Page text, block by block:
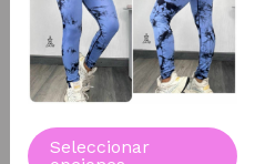
pueden
elegir
en
la
de
Seleccionar